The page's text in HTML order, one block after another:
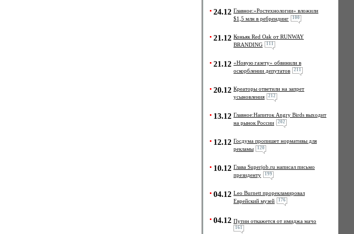
24.12 Главное:«Ростехнологии» вложили
$1,5 млн в ребрендинг
100
21.12 Коньяк Red Oak от RUNWAY
BRANDING
111
21.12 «Новую газету» обвинили в
оскорблении депутатов
211
20.12 Креаторы ответили на запрет
усыновления
212
13.12 Главное:Напиток Angry Birds выходит
на рынок России
202
12.12 Госдума пропишет нормативы для
рекламы
120
10.12 Глава Superjob.ru написал письмо
президенту
199
04.12 Leo Burnett прорекламировал
Еврейский музей
176
04.12 Путин откажется от имиджа мачо
161